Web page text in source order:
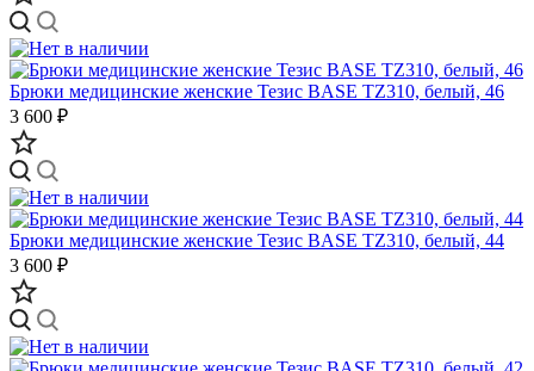
Брюки медицинские женские Тезис BASE TZ310, белый, 46
3 600 ₽
Брюки медицинские женские Тезис BASE TZ310, белый, 44
3 600 ₽